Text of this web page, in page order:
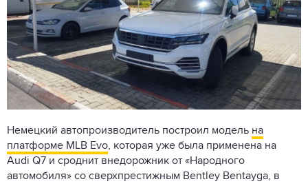
Немецкий автопроизводитель построил модель на
платформе MLB Evo, которая уже была применена на
Audi Q7 и сроднит внедорожник от «Народного
автомобиля» со сверхпрестижным Bentley Bentayga, в